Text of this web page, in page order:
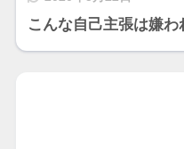
こんな自己主張は嫌わ